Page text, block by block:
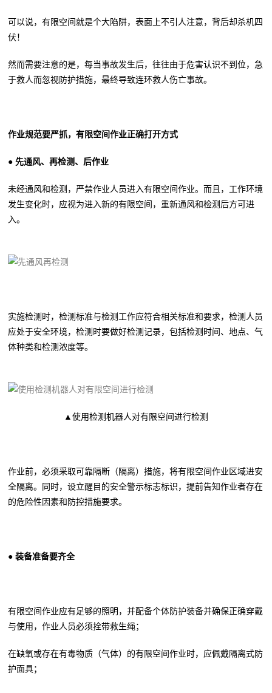
可以说，有限空间就是个大陷阱，表面上不引人注意，背后却杀机四
伏！
然而需要注意的是，每当事故发生后，往往由于危害认识不到位，急
于救人而忽视防护措施，最终导致连环救人伤亡事故。
作业规范要严抓，有限空间作业正确打开方式
● 先通风、再检测、后作业
未经通风和检测，严禁作业人员进入有限空间作业。而且，工作环境
发生变化时，应视为进入新的有限空间，重新通风和检测后方可进
入。
实施检测时，检测标准与检测工作应符合相关标准和要求，检测人员
应处于安全环境，检测时要做好检测记录，包括检测时间、地点、气
体种类和检测浓度等。
▲使用检测机器人对有限空间进行检测
作业前，必须采取可靠隔断（隔离）措施，将有限空间作业区域进安
全隔离。同时，设立醒目的安全警示标志标识，提前告知作业者存在
的危险性因素和防控措施要求。
● 装备准备要齐全
有限空间作业应有足够的照明，并配备个体防护装备并确保正确穿戴
与使用，作业人员必须拴带救生绳；
在缺氧或存在有毒物质（气体）的有限空间作业时，应佩戴隔离式防
护面具；